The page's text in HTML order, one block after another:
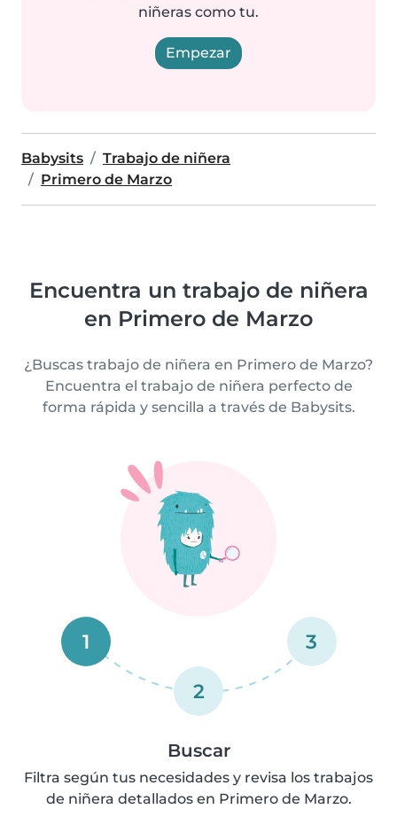
niñeras como tu.
Empezar
Babysits
Trabajo de niñera
Primero de Marzo
Encuentra un trabajo de niñera
en Primero de Marzo
¿Buscas trabajo de niñera en Primero de Marzo?
Encuentra el trabajo de niñera perfecto de
forma rápida y sencilla a través de Babysits.
1
2
3
Buscar
Filtra según tus necesidades y revisa los trabajos
de niñera detallados en Primero de Marzo.